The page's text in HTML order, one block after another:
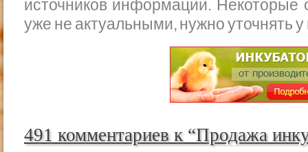
источников информации. Некоторые
уже не актуальными, нужно уточнять
491 комментариев к “Продажа